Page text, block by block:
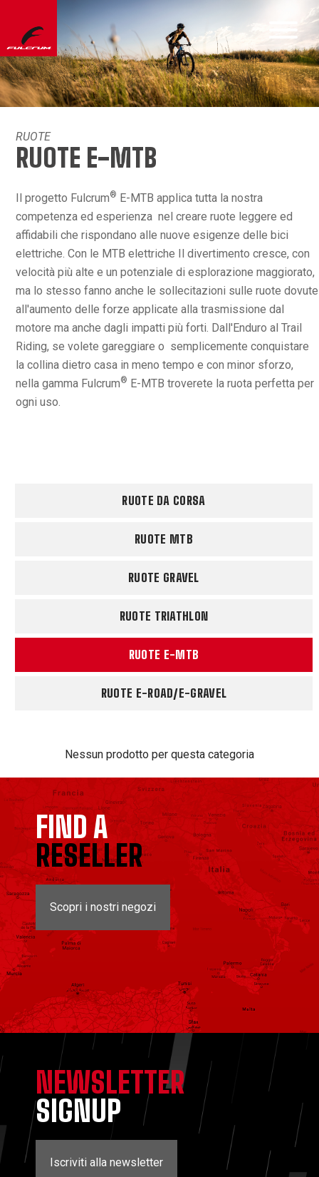
RUOTE
RUOTE E-MTB
Il progetto Fulcrum® E-MTB applica tutta la nostra
competenza ed esperienza nel creare ruote leggere ed
affidabili che rispondano alle nuove esigenze delle bici
elettriche. Con le MTB elettriche Il divertimento cresce, con
velocità più alte e un potenziale di esplorazione maggiorato,
ma lo stesso fanno anche le sollecitazioni sulle ruote dovute
all'aumento delle forze applicate alla trasmissione dal
motore ma anche dagli impatti più forti. Dall'Enduro al Trail
Riding, se volete gareggiare o semplicemente conquistare
la collina dietro casa in meno tempo e con minor sforzo,
nella gamma Fulcrum® E-MTB troverete la ruota perfetta per
ogni uso.
RUOTE DA CORSA
RUOTE MTB
RUOTE GRAVEL
RUOTE TRIATHLON
RUOTE E-MTB
RUOTE E-ROAD/E-GRAVEL
Nessun prodotto per questa categoria
FIND A
RESELLER
Scopri i nostri negozi
NEWSLETTER
SIGNUP
Iscriviti alla newsletter